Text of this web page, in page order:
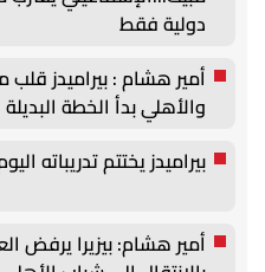
دولية فقط
أمير هشام : بيراميدز
والأهلي بدأ الخطة البديلة
بيراميدز يختتم تدريباته
أمير هشام: بيزيرا يرفض